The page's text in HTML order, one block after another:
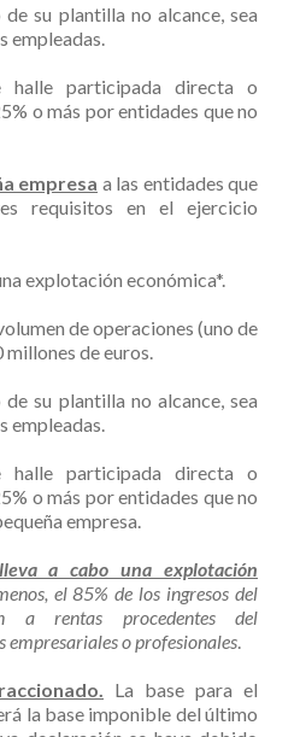
su plantilla no alcance, sea
empleadas.
participada directa o
o más por entidades que no
empresa a las entidades que
requisitos en el ejercicio
explotación económica*.
de operaciones (uno de
millones de euros.
su plantilla no alcance, sea
empleadas.
participada directa o
o más por entidades que no
empresa.
a cabo una explotación
el 85% de los ingresos del
a rentas procedentes del
empresariales o profesionales.
La base para el
la base imponible del último